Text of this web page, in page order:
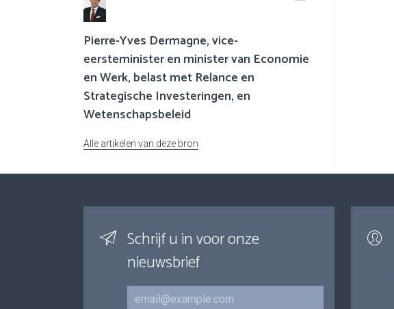
Pierre-Yves Dermagne, vice-
eersteminister en minister van Economie
en Werk, belast met Relance en
Strategische Investeringen, en
Wetenschapsbeleid
Alle artikelen van deze bron
Schrijf u in voor onze
nieuwsbrief
E-mail